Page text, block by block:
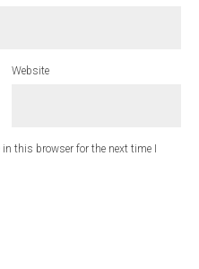
Website
this browser for the next time I